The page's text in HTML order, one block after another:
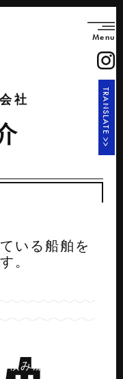
Menu
社
いる船舶を
。
積み船
TRANSLATE >>